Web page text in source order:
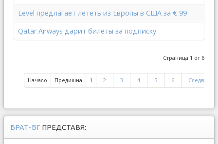
Level предлагает лететь из Европы в США за € 99
Qatar Airways дарит билеты за подписку
Страница 1 от 6
Начало Предишна 1 2 3 4 5 6 Следваща
БРАТ-БГ ПРЕДСТАВЯ: